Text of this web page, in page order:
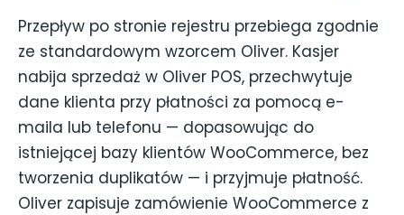
Przepływ po stronie rejestru przebiega zgodnie
ze standardowym wzorcem Oliver. Kasjer
nabija sprzedaż w Oliver POS, przechwytuje
dane klienta przy płatności za pomocą e-
maila lub telefonu — dopasowując do
istniejącej bazy klientów WooCommerce, bez
tworzenia duplikatów — i przyjmuje płatność.
Oliver zapisuje zamówienie WooCommerce z